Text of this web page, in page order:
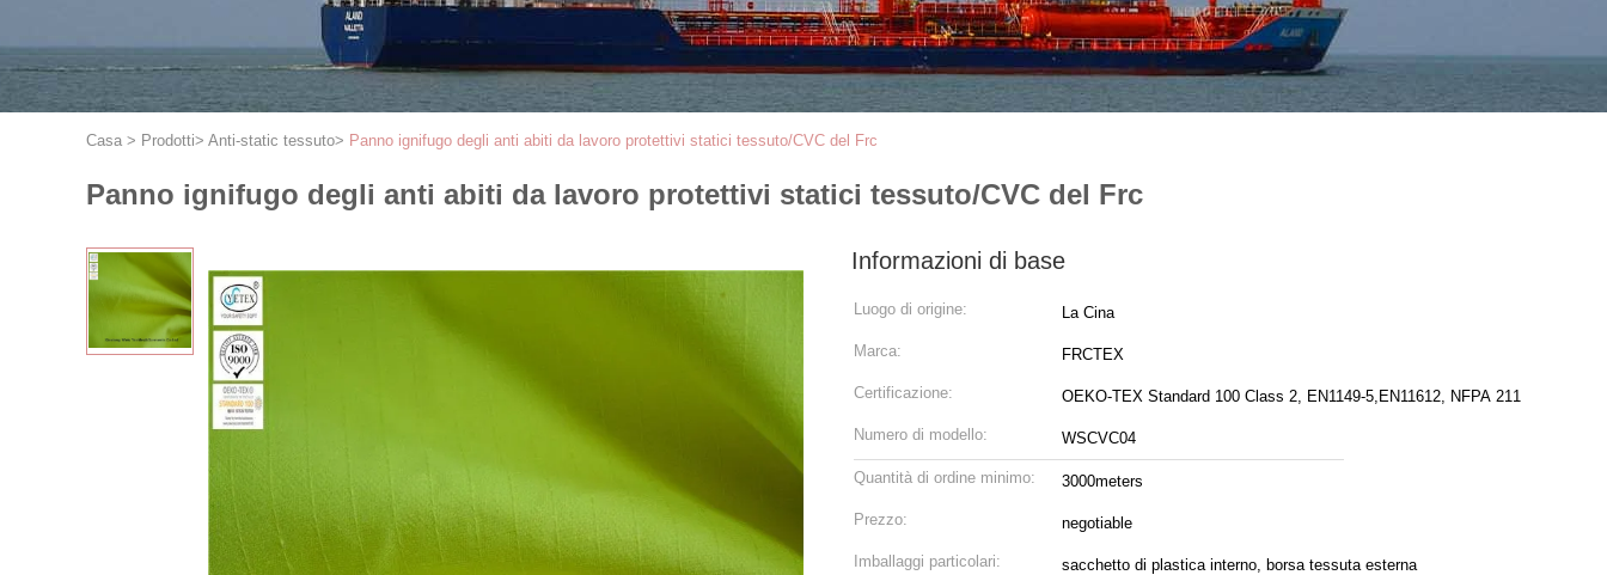
Casa > Prodotti> Anti-static tessuto> Panno ignifugo degli anti abiti da lavoro protettivi statici tessuto/CVC del Frc
Panno ignifugo degli anti abiti da lavoro protettivi statici tessuto/CVC del Frc
Informazioni di base
Luogo di origine: La Cina
Marca: FRCTEX
Certificazione: OEKO-TEX Standard 100 Class 2, EN1149-5,EN11612, NFPA 2112
Numero di modello: WSCVC04
Quantità di ordine minimo: 3000meters
Prezzo: negotiable
Imballaggi particolari: sacchetto di plastica interno, borsa tessuta esterna